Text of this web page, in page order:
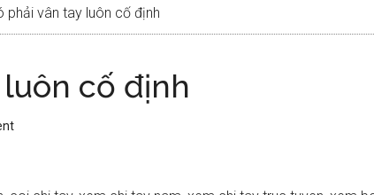
phải vân tay luôn cố định
cố định